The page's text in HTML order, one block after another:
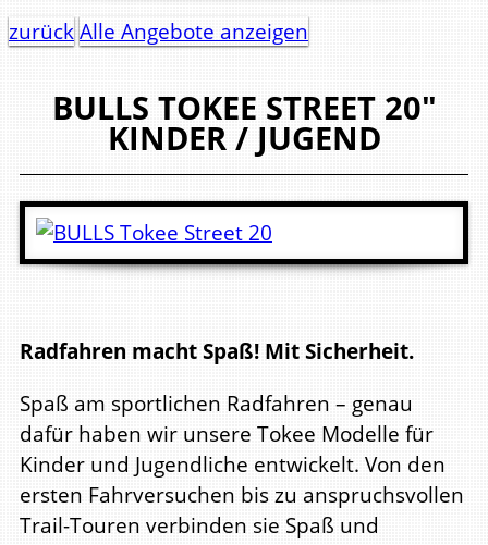
zurückAlle Angebote anzeigen
BULLS TOKEE STREET 20"
KINDER / JUGEND
Radfahren macht Spaß! Mit Sicherheit.
Spaß am sportlichen Radfahren – genau
dafür haben wir unsere Tokee Modelle für
Kinder und Jugendliche entwickelt. Von den
ersten Fahrversuchen bis zu anspruchsvollen
Trail-Touren verbinden sie Spaß und